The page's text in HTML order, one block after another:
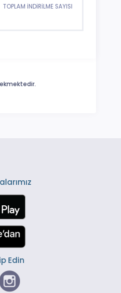
TOPLAM İNDİRİLME SAYISI
Edin